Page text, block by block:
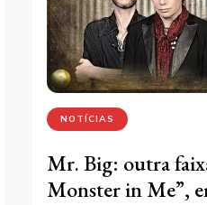
NOTÍCIAS
Mr. Big: outra
Monster in Me”,